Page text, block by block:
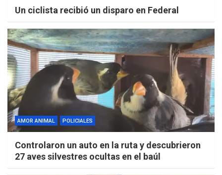
Un ciclista recibió un disparo en Federal
AMOR ANIMAL POLICIALES
Controlaron un auto en la ruta y descubrieron
27 aves silvestres ocultas en el baúl